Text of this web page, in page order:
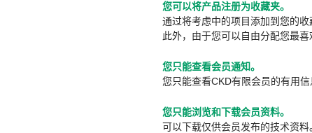
您可以将产品注册为收藏夹。
通过将考虑中的项目添加到您的收
此外，由于您可以自由分配您最
您只能查看会员通知。
您只能查看CKD有限会员的有用
您只能浏览和下载会员资料。
可以下载仅供会员发布的技术资料